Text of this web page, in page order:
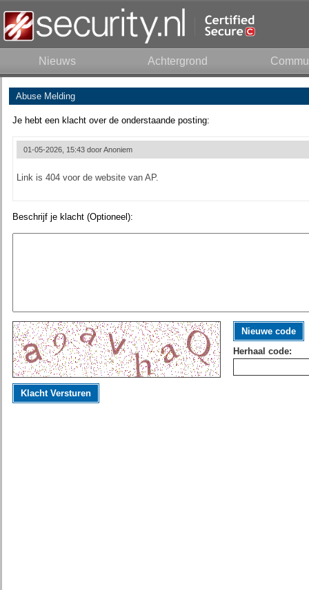
Nieuws Achtergrond
Abuse Melding
Je hebt een klacht over de onderstaande posting:
01-05-2026, 15:43 doorAnoniem
Link is 404 voor de website van AP.
Beschrijf je klacht (Optioneel):
Nieuwe code
Herhaal code:
Klacht Versturen